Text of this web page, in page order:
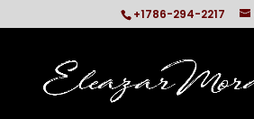
+1786-294-2217